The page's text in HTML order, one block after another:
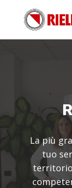
La più
tuo
territorio